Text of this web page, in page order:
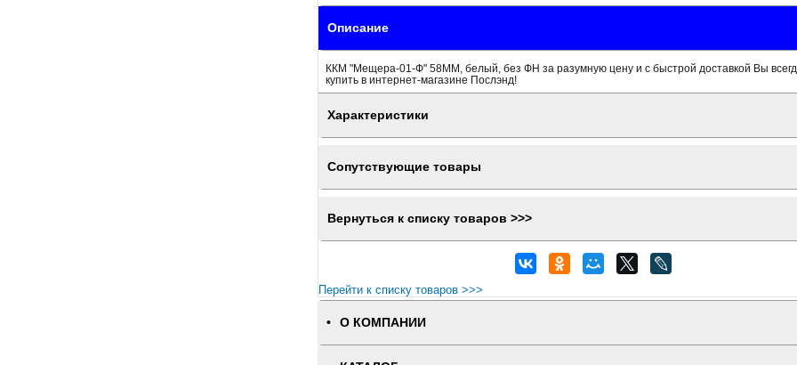
Описание
ККМ "Мещера-01-Ф" 58ММ, белый, без ФН за разумную цену и с быстрой доставкой Вы
купить в интернет-магазине Послэнд!
Характеристики
Сопутствующие товары
Вернуться к списку товаров >>>
Перейти к списку товаров >>>
О КОМПАНИИ